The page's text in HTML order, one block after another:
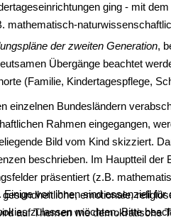
ging - mit
mathematisch-
der zweiten Generation,
Übergänge beachtet
(Familie, Kindertagespflege,
einzelnen Bundesländern
Rahmen eingegangen,
Bild vom Kind skizziert.
beschrieben. Im Hauptteil der
präsentiert (z.B.
gesundheitliche, emotionale,
auf Themen wie demokratische
von ihnen sind essenziell
zulassen möchten. Bitte